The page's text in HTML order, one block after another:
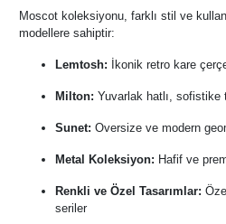
Moscot koleksiyonu, farklı stil ve
modellere sahiptir:
Lemtosh: İkonik retro kare
Milton: Yuvarlak hatlı, sofistike
Sunet: Oversize ve modern
Metal Koleksiyon: Hafif ve
Renkli ve Özel Tasarımlar:
seriler